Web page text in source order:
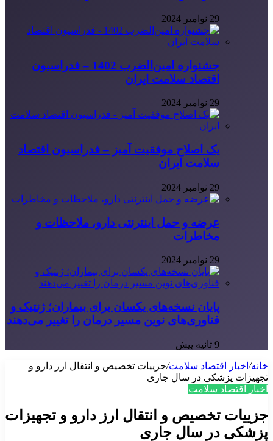
29 نوامبر 2024
جشنواره امین‌الضرب 1402 – فدراسیون
اقتصاد سلامت ایران
29 نوامبر 2024
یک اصلاح موفقیت آمیز – فدراسیون اقتصاد
سلامت ایران
29 نوامبر 2024
عرضه و حمل اینترنتی دارو، ملاحظات و
مخاطرات
29 نوامبر 2024
پایان نسخه‌های یکسان برای بیماران؛ ژنتیک و
فناوری‌های نوین مسیر درمان را تغییر می‌دهند
9 ثانیه پیش
خانه/ اخبار اقتصاد سلامت/جزییات تخصیص و انتقال ارز دارو و
تجهیزات پزشکی در سال جاری
اخبار اقتصاد سلامت
جزییات تخصیص و انتقال ارز دارو و تجهیزات
پزشکی در سال جاری